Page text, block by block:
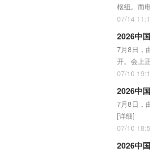
枢纽。而
07/14
2026中
7月8日，
开。会上
07/10
2026中
7月8日，
[详细]
07/10
2026中